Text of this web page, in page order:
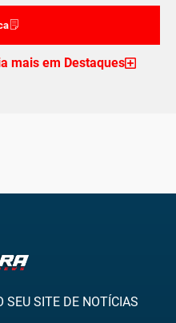
mais em Destaques
SEU SITE DE NOTÍCIAS